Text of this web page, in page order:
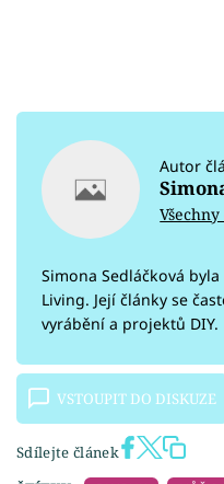
Autor
Simona Sedláčková
Living. Její články se
vyrábění a projektů DIY.
VSTOUPIT DO DISKUZE
Sdílejte článek